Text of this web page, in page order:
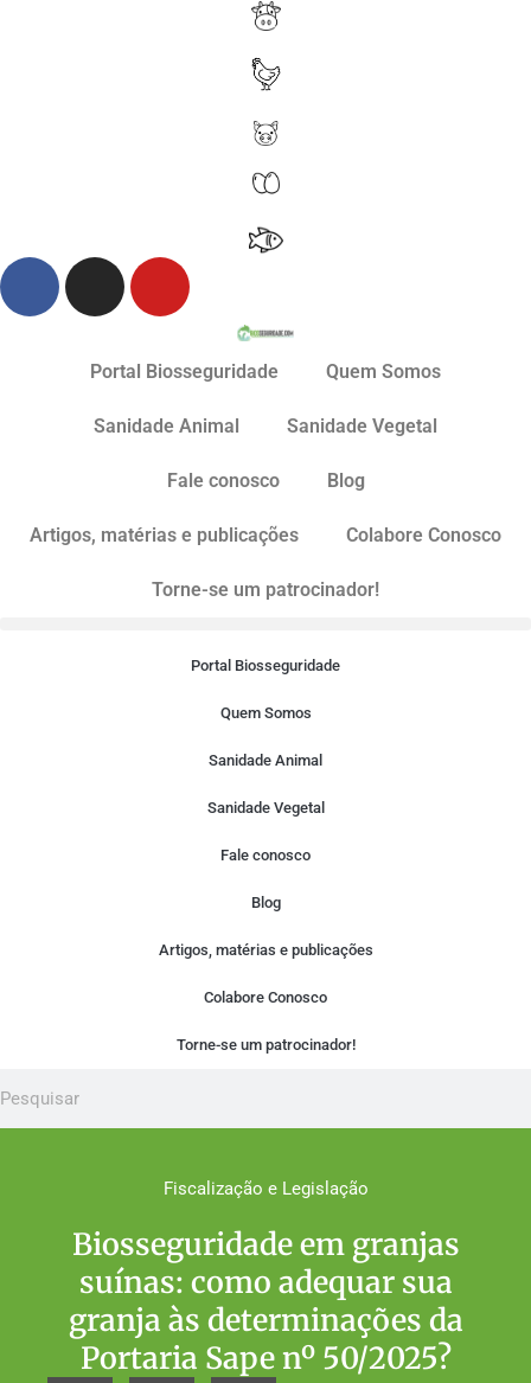
Portal Biosseguridade Quem Somos
Sanidade Animal Sanidade Vegetal
Fale conosco Blog
Artigos, matérias e publicações Colabore Conosco
Torne-se um patrocinador!
Portal Biosseguridade
Quem Somos
Sanidade Animal
Sanidade Vegetal
Fale conosco
Blog
Artigos, matérias e publicações
Colabore Conosco
Torne-se um patrocinador!
Fiscalização e Legislação
Biosseguridade em granjas
suínas: como adequar sua
granja às determinações da
Portaria Sape nº 50/2025?